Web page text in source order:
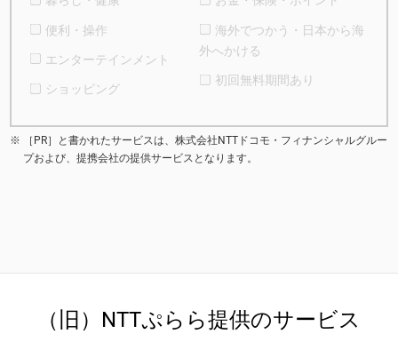
便利・操作
エンターテインメント
ショッピング
海外でつかう・日本から海
外へかける
初回無料期間あり
［PR］と書かれたサービスは、株式会社NTTドコモ・フィナンシャルグルー
プおよび、提携会社の提供サービスとなります。
（旧）NTTぷらら提供のサービス